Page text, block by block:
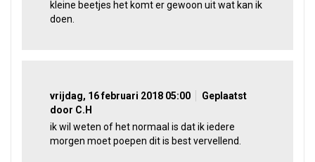
kleine beetjes het komt er gewoon uit wat kan ik
doen.
vrijdag, 16 februari 2018 05:00
Geplaatst
door C.H
ik wil weten of het normaal is dat ik iedere
morgen moet poepen dit is best vervellend.